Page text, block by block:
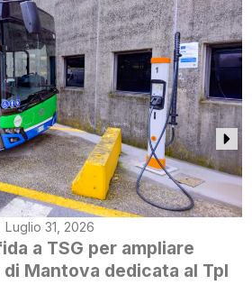
Luglio 31, 2026
a TSG per ampliare
Mantova dedicata al Tpl